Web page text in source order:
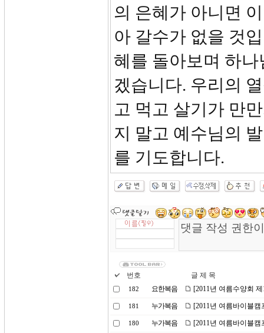
의 은혜가 아니면
아 갈수가 없을 것
혜를 돌아보며 하
겠습니다. 우리의
고 먹고 살기가 만
지 말고 예수님의
를 기도합니다.
번호 글 제 목
182 요한복음 [2011년 여름수양회
181 누가복음 [2011년 여름바이블
180 누가복음 [2011년 여름바이블